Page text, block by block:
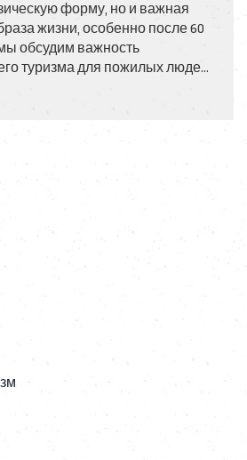
форму, но и важная
жизни, особенно после 60
обсудим важность
туризма для пожилых людей,
проходить и как
для регулярных
интересной и полезной.
в общем